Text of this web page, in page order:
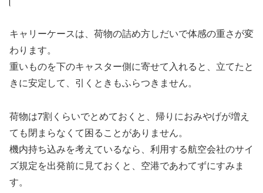
キャリーケースは、荷物の詰め方しだいで体感の重さが変
わります。
重いものを下のキャスター側に寄せて入れると、立てたと
きに安定して、引くときもふらつきません。
荷物は7割くらいでとめておくと、帰りにおみやげが増え
ても閉まらなくて困ることがありません。
機内持ち込みを考えているなら、利用する航空会社のサイ
ズ規定を出発前に見ておくと、空港であわてずにすみま
す。